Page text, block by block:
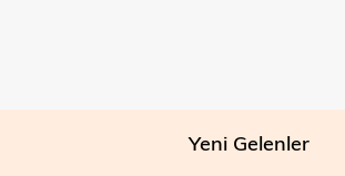
Yeni Gelenler